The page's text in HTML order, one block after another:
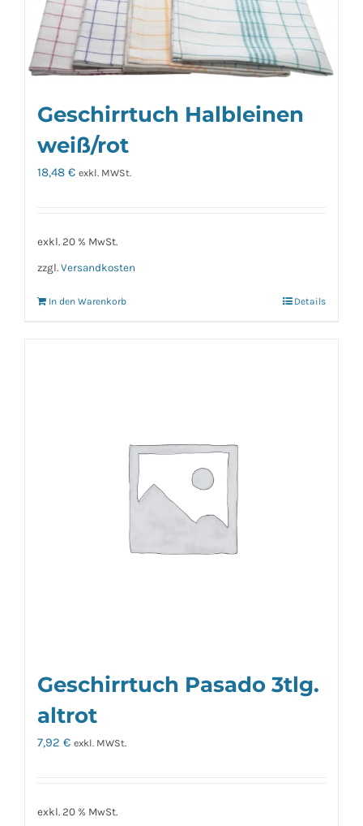
Geschirrtuch Halbleinen
weiß/rot
18,48 € exkl. MWSt.
exkl. 20 % MwSt.
zzgl. Versandkosten
In den Warenkorb Details
Geschirrtuch Pasado 3tlg.
altrot
7,92 € exkl. MWSt.
exkl. 20 % MwSt.